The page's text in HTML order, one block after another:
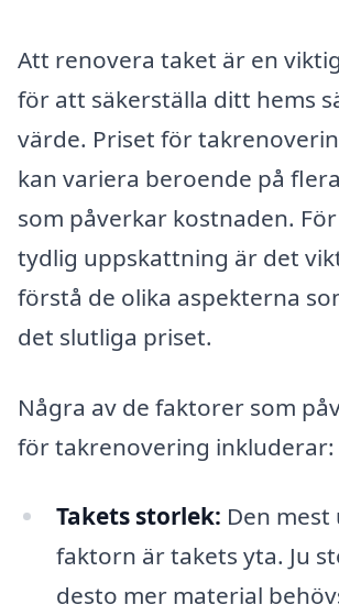
Att renovera taket är en
för att säkerställa ditt hems
värde. Priset för
kan variera beroende på
som påverkar kostnaden.
tydlig uppskattning är det
förstå de olika aspekterna
det slutliga priset.
Några av de faktorer som
för takrenovering inkluderar:
Takets storlek: Den
faktorn är takets yta. Ju
desto mer material